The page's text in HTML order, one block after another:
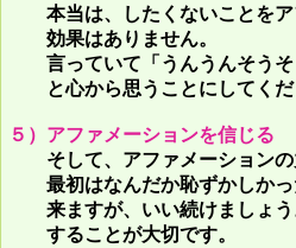
本当は、したくないことをア
効果はありません。
言っていて 「うんうんそう
と心から思うことにしてくだ
５）アファメーションを信じる
そして、アファメーションの
最初はなんだか恥ずかしかっ
来ますが、いい続けましょう
することが大切です。